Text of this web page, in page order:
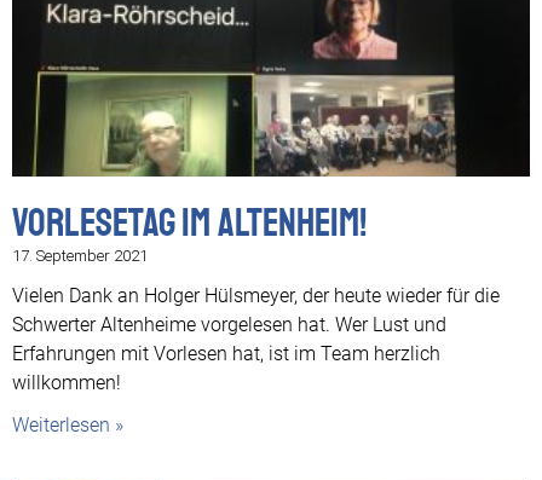
Vorlesetag im Altenheim!
17. September 2021
Vielen Dank an Holger Hülsmeyer, der heute wieder für die
Schwerter Altenheime vorgelesen hat. Wer Lust und
Erfahrungen mit Vorlesen hat, ist im Team herzlich
willkommen!
Weiterlesen »